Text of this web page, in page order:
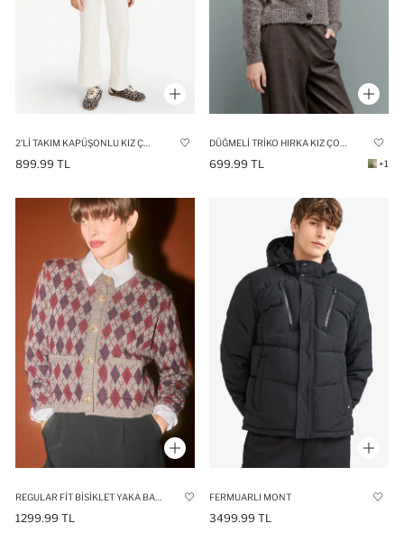
899.99 TL 699.99 TL +1
1299.99 TL
FERMUARLI MONT
3499.99 TL